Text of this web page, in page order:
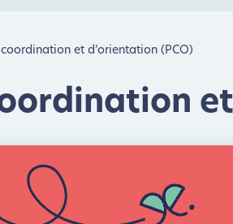
et d’orientation (PCO)